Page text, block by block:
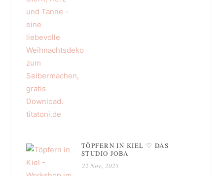
TÖPFERN IN KIEL ♡ DAS
STUDIO JOBA
22 Nov., 2025